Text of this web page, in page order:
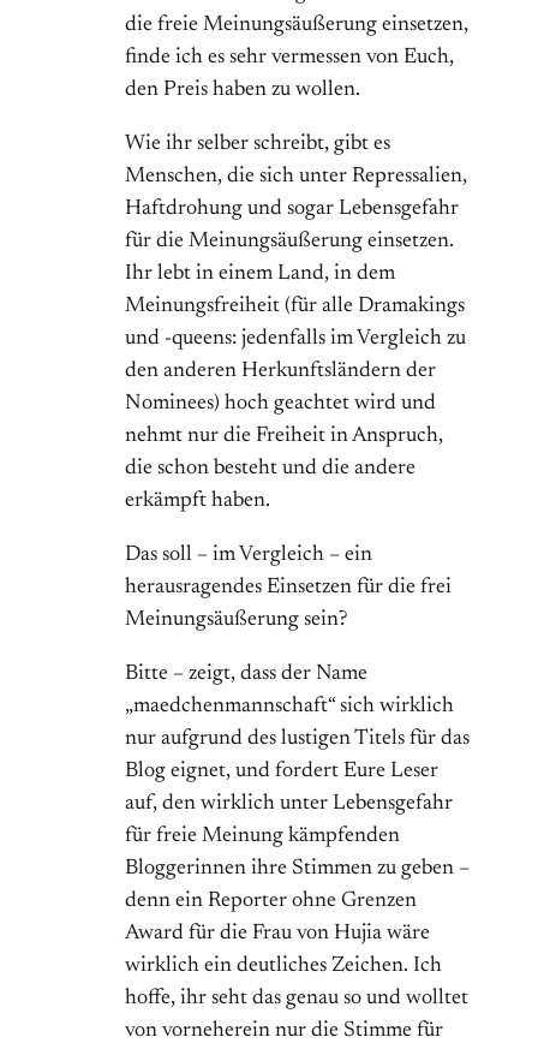
die freie Meinungsäußerung einsetzen,
finde ich es sehr vermessen von Euch,
den Preis haben zu wollen.
Wie ihr selber schreibt, gibt es
Menschen, die sich unter Repressalien,
Haftdrohung und sogar Lebensgefahr
für die Meinungsäußerung einsetzen.
Ihr lebt in einem Land, in dem
Meinungsfreiheit (für alle Dramakings
und -queens: jedenfalls im Vergleich zu
den anderen Herkunftsländern der
Nominees) hoch geachtet wird und
nehmt nur die Freiheit in Anspruch,
die schon besteht und die andere
erkämpft haben.
Das soll – im Vergleich – ein
herausragendes Einsetzen für die frei
Meinungsäußerung sein?
Bitte – zeigt, dass der Name
„maedchenmannschaft“ sich wirklich
nur aufgrund des lustigen Titels für das
Blog eignet, und fordert Eure Leser
auf, den wirklich unter Lebensgefahr
für freie Meinung kämpfenden
Bloggerinnen ihre Stimmen zu geben –
denn ein Reporter ohne Grenzen
Award für die Frau von Hujia wäre
wirklich ein deutliches Zeichen. Ich
hoffe, ihr seht das genau so und wolltet
von vorneherein nur die Stimme für